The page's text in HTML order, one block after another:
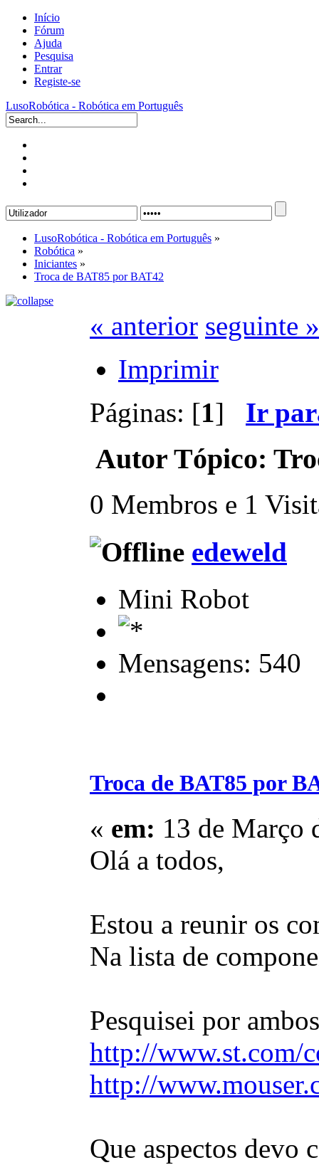
Início
Fórum
Ajuda
Pesquisa
Entrar
Registe-se
LusoRobótica - Robótica em Português
LusoRobótica - Robótica em Português »
Robótica »
Iniciantes »
Troca de BAT85 por BAT42
« anterior seguinte »
Imprimir
Páginas: [1] Ir
Autor Tópico:
0 Membros e 1
edeweld
Mini Robot
Mensagens: 540
Troca de BAT85 por
« em: 13 de Março
Olá a todos,
Estou a reunir os
Na lista de
Pesquisei por
http://www.st.com/
http://
Que aspectos devo